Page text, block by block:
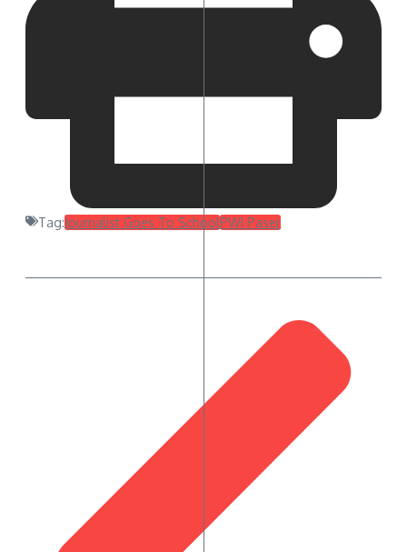
Tag:Journalist Goes To SchoolPWI Paser